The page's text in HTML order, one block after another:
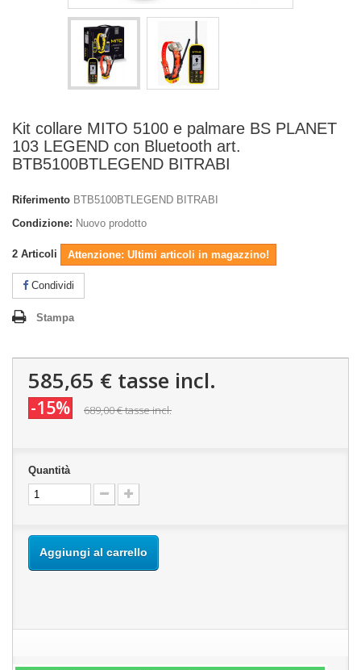
Kit collare MITO 5100 e palmare BS PLANET
103 LEGEND con Bluetooth art.
BTB5100BTLEGEND BITRABI
Riferimento BTB5100BTLEGEND BITRABI
Condizione: Nuovo prodotto
2 Articoli Attenzione: Ultimi articoli in magazzino!
Condividi
Stampa
585,65 € tasse incl.
-15% 689,00 €tasse incl.
Quantità
Aggiungi al carrello